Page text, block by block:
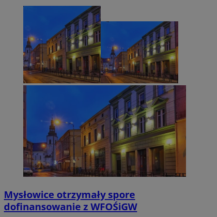
Mysłowice otrzymały spore
dofinansowanie z WFOŚiGW
suid
Simplifi Holdings
Inc.
.simpli.fi
INGRESSCOOKIE
NGINX Inc.
bh.contextweb.com
CookieScriptConsent
CookieScript
m-ce.pl